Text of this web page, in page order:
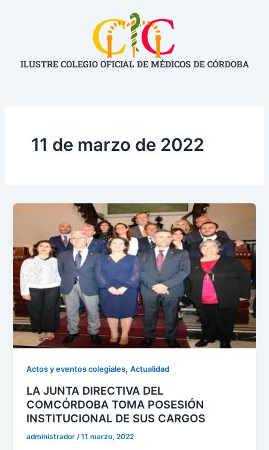
ILUSTRE COLEGIO OFICIAL DE MÉDICOS DE CÓRDOBA
11 de marzo de 2022
Actos y eventos colegiales,Actualidad
LA JUNTA DIRECTIVA DEL
COMCÓRDOBA TOMA POSESIÓN
INSTITUCIONAL DE SUS CARGOS
administrador/11 marzo, 2022